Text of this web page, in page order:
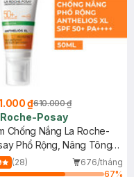
₫610.000 ₫
Roche-Posay
Chống Nắng La Roche-
Phổ Rộng, Nâng Tông
Dầu 50ml
(28)
676/tháng
67%